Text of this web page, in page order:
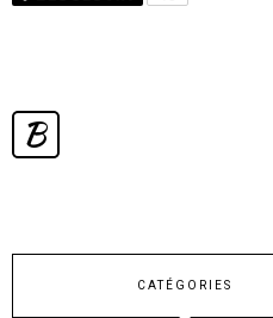
B
CATÉGORIES